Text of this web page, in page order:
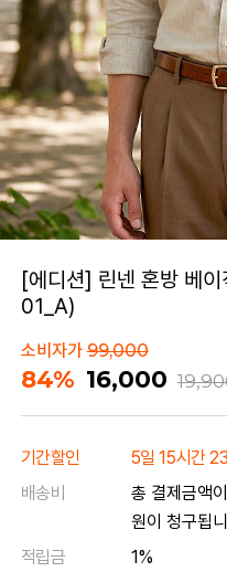
[에디션] 린넨 혼방 베
01_A)
소비자가99,000
84% 16,000
기간할인
5일 15시간
배송비
총 결제금액
원이 청구됩
적립금
1%